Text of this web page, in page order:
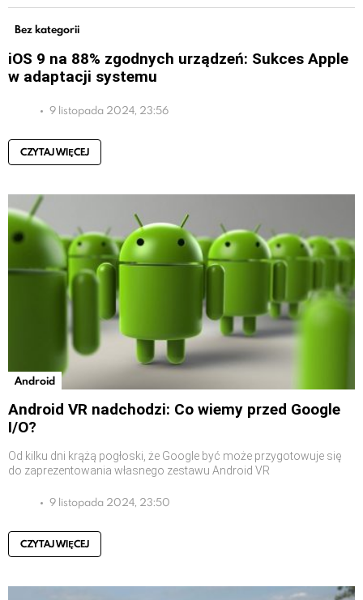
Bez kategorii
iOS 9 na 88% zgodnych urządzeń: Sukces Apple
w adaptacji systemu
9 listopada 2024, 23:56
CZYTAJ WIĘCEJ
Android
Android VR nadchodzi: Co wiemy przed Google
I/O?
Od kilku dni krążą pogłoski, że Google być może przygotowuje się
do zaprezentowania własnego zestawu Android VR
9 listopada 2024, 23:50
CZYTAJ WIĘCEJ